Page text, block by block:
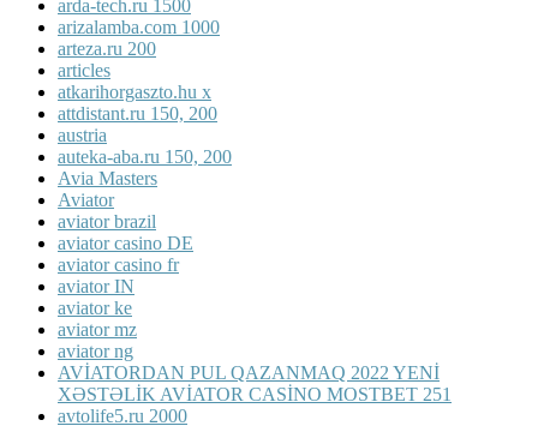
arda-tech.ru 1500
arizalamba.com 1000
arteza.ru 200
articles
atkarihorgaszto.hu x
attdistant.ru 150, 200
austria
auteka-aba.ru 150, 200
Avia Masters
Aviator
aviator brazil
aviator casino DE
aviator casino fr
aviator IN
aviator ke
aviator mz
aviator ng
AVİATORDAN PUL QAZANMAQ 2022 YENİ
XƏSTƏLİK AVİATOR CASİNO MOSTBET 251
avtolife5.ru 2000